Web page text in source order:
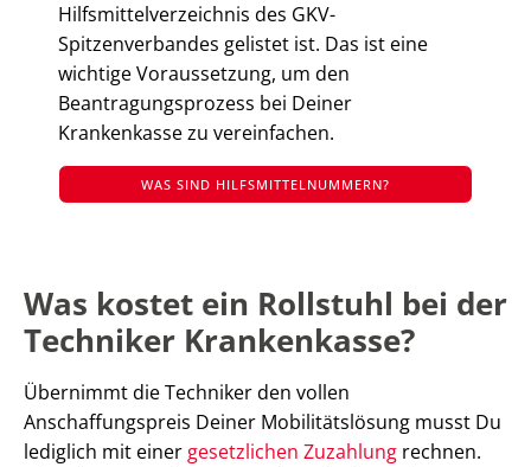
Hilfsmittelverzeichnis des GKV-
Spitzenverbandes gelistet ist. Das ist eine
wichtige Voraussetzung, um den
Beantragungsprozess bei Deiner
Krankenkasse zu vereinfachen.
WAS SIND HILFSMITTELNUMMERN?
Was kostet ein Rollstuhl bei der
Techniker Krankenkasse?
Übernimmt die Techniker den vollen
Anschaffungspreis Deiner Mobilitätslösung musst Du
lediglich mit einer gesetzlichen Zuzahlung rechnen.